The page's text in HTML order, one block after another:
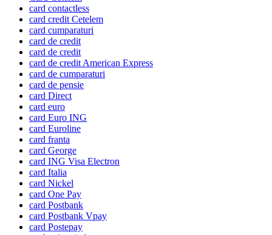
card contactless
card credit Cetelem
card cumparaturi
card de credit
card de credit
card de credit American Express
card de cumparaturi
card de pensie
card Direct
card euro
card Euro ING
card Euroline
card franta
card George
card ING Visa Electron
card Italia
card Nickel
card One Pay
card Postbank
card Postbank Vpay
card Postepay